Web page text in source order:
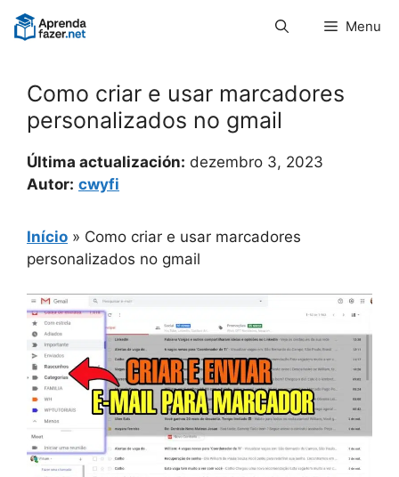
Pular
para
Menu
Como criar e usar marcadores
personalizados no gmail
Última actualización: dezembro 3, 2023
Autor: cwyfi
Início » Como criar e usar marcadores
personalizados no gmail